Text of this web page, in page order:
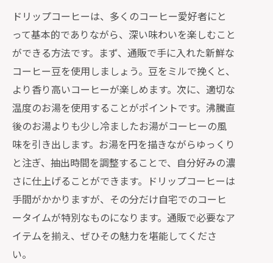
ドリップコーヒーは、多くのコーヒー愛好者にと
って基本的でありながら、深い味わいを楽しむこと
ができる方法です。まず、通販で手に入れた新鮮な
コーヒー豆を使用しましょう。豆をミルで挽くと、
より香り高いコーヒーが楽しめます。次に、適切な
温度のお湯を使用することがポイントです。沸騰直
後のお湯よりも少し冷ましたお湯がコーヒーの風
味を引き出します。お湯を円を描きながらゆっくり
と注ぎ、抽出時間を調整することで、自分好みの濃
さに仕上げることができます。ドリップコーヒーは
手間がかかりますが、その分だけ自宅でのコーヒ
ータイムが特別なものになります。通販で必要なア
イテムを揃え、ぜひその魅力を堪能してくださ
い。